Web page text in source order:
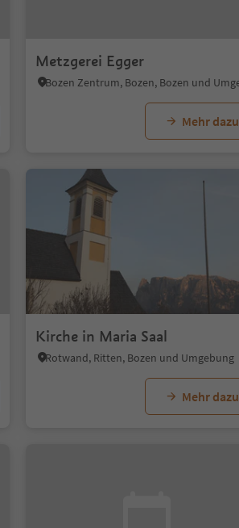
Metzgerei Egger
Mehr dazu
Kirche in Maria Saal
Rotwand, Ritten, Bozen und Umgebung
Mehr dazu